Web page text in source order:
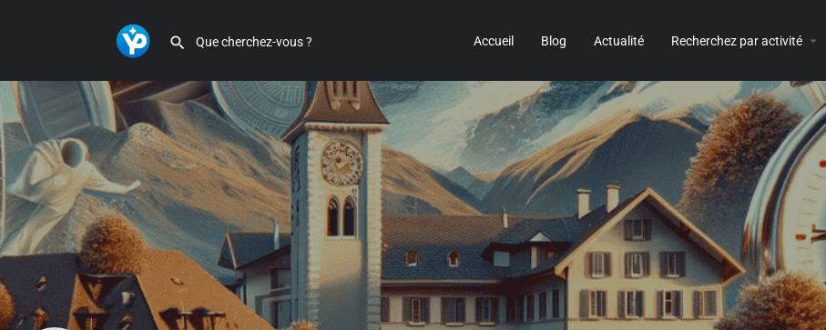
Accueil Blog Actualité Recherchez par activité